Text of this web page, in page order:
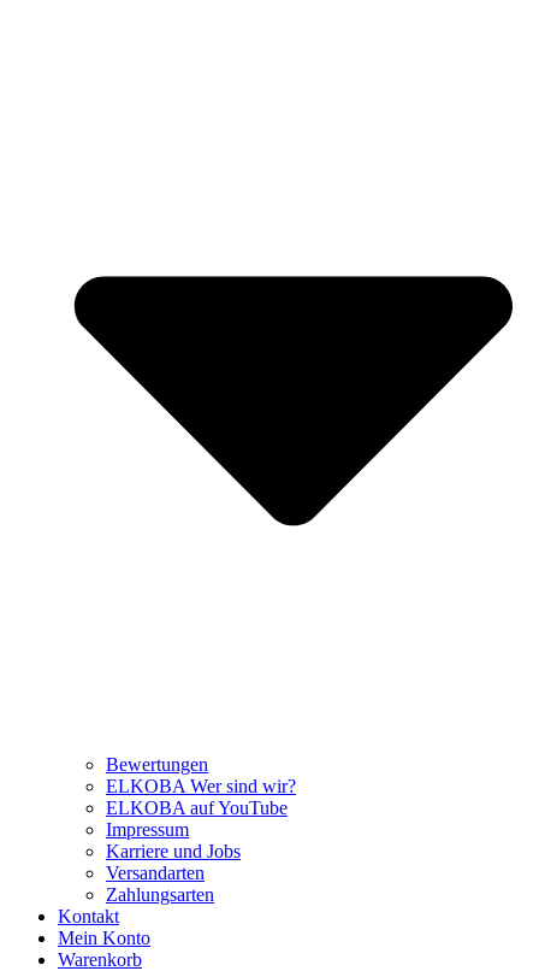
Bewertungen
ELKOBA Wer sind wir?
ELKOBA auf YouTube
Impressum
Karriere und Jobs
Versandarten
Zahlungsarten
Kontakt
Mein Konto
Warenkorb